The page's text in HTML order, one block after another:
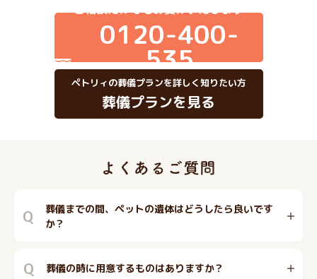
ご相談だけでもお受けいたします
0120-400-
535
ペトリィの葬儀プランを詳しく知りたい方
葬儀プランを見る
Q
葬儀までの間、ペットの遺体はどうしたら良いです
か？
Q 葬儀の時に用意するものはありますか？